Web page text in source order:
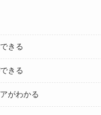
きる
きる
がわかる